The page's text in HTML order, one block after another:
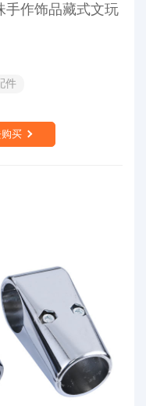
手作饰品藏式文玩
件
买